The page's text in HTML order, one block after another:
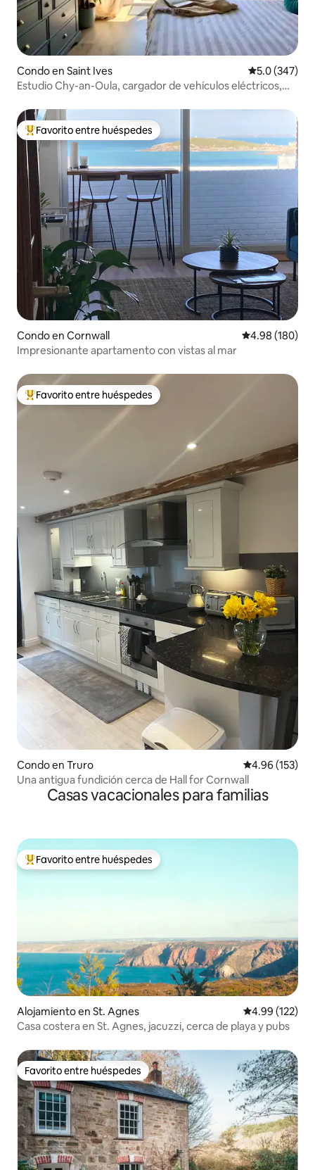
Condo en Saint Ives Calificación
5.0 (347)
Estudio Chy-an-Oula, cargador de vehículos eléctricos,
Favorito entre huéspedes preferido
Favorito entre huéspedes
Condo en Cornwall Calificación
4.98 (180)
Impresionante apartamento con vistas al mar
Favorito entre huéspedes preferido
Favorito entre huéspedes
Condo en Truro Calificación
4.96 (153)
Una antigua fundición cerca de Hall for Cornwall
Casas vacacionales para familias
Favorito entre huéspedes preferido
Favorito entre huéspedes
Alojamiento en St. Agnes Calificación
4.99 (122)
Casa costera en St. Agnes, jacuzzi, cerca de playa y pubs
Favorito entre huéspedes
Favorito entre huéspedes